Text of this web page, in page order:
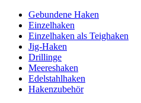
Gebundene Haken
Einzelhaken
Einzelhaken als Teighaken
Jig-Haken
Drillinge
Meereshaken
Edelstahlhaken
Hakenzubehör